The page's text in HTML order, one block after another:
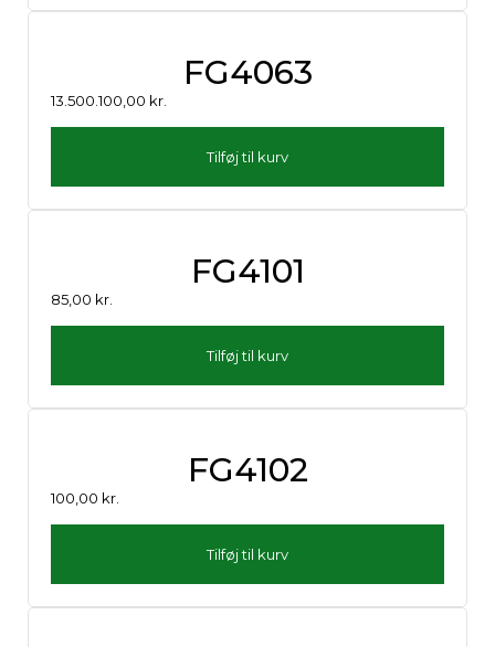
FG4063
13.500.100,00 kr.
Tilføj til kurv
FG4101
85,00 kr.
Tilføj til kurv
FG4102
100,00 kr.
Tilføj til kurv